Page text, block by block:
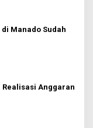
Manado Sudah
Anggaran